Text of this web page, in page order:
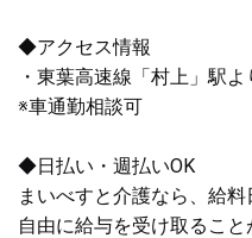
◆アクセス情報
・東葉高速線「村上」駅
※車通勤相談可
◆日払い・週払いOK
まいべすと介護なら、給
自由に給与を受け取るこ